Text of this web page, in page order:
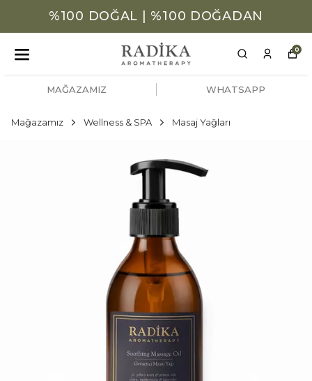
%100 DOĞAL | %100 DOĞADAN
0
MAĞAZAMIZ WHATSAPP
Mağazamız Wellness & SPA Masaj Yağları